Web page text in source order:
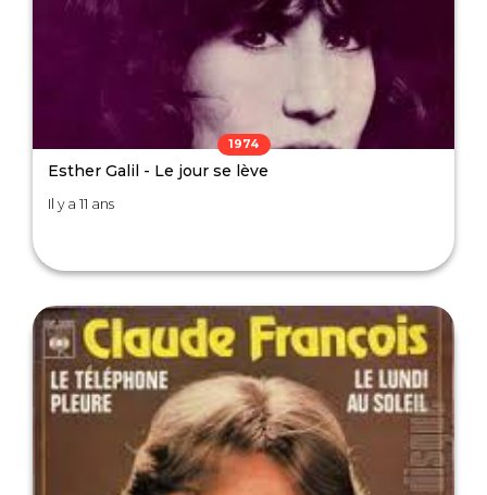
1974
Esther Galil - Le jour se lève
Il y a 11 ans